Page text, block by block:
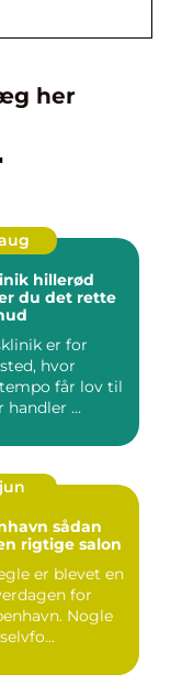
her
hillerød
du det rette
er for
hvor
får lov til
handler ...
sådan
rigtige salon
er blevet en
for
Nogle